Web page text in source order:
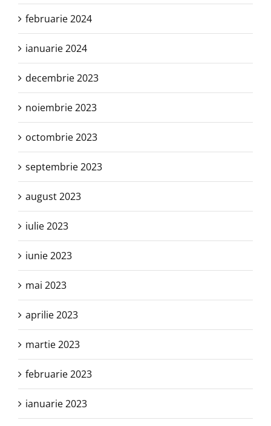
februarie 2024
ianuarie 2024
decembrie 2023
noiembrie 2023
octombrie 2023
septembrie 2023
august 2023
iulie 2023
iunie 2023
mai 2023
aprilie 2023
martie 2023
februarie 2023
ianuarie 2023